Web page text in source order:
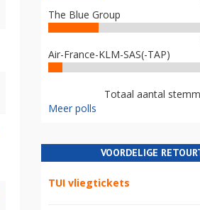
The Blue Group
Air-France-KLM-SAS(-TAP)
Totaal aantal
Meer polls
VOORDELIGE
TUI vliegtickets